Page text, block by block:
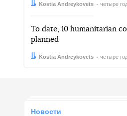
Автор:
Kostia Andreykovets
Дата: четыре
To date, 10 humanitarian
planned
Автор:
Kostia Andreykovets
Дата: четыре
Новости